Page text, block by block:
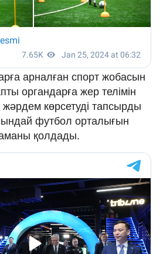
арналған спорт жобасын
органдарға жер телімін
көрсетуді тапсырды
футбол орталығын
қолдады.